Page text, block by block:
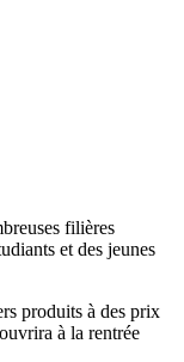
filières
et des jeunes
produits à des prix
à la rentrée